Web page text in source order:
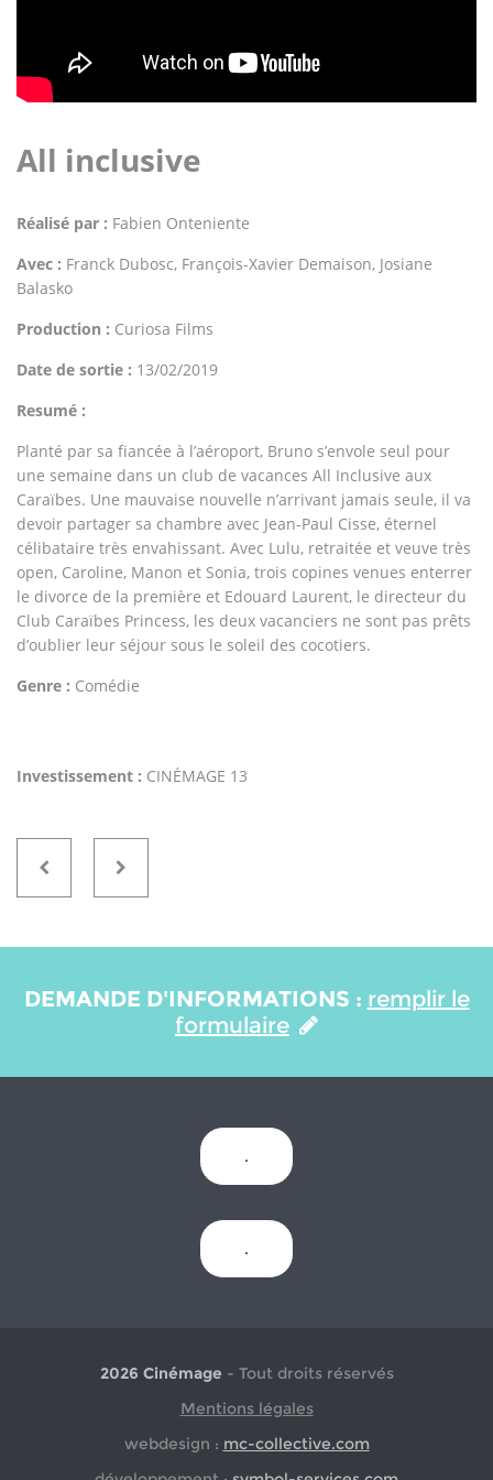
All inclusive
Réalisé par : Fabien Onteniente
Avec : Franck Dubosc, François-Xavier Demaison, Josiane
Balasko
Production : Curiosa Films
Date de sortie : 13/02/2019
Resumé :
Planté par sa fiancée à l’aéroport, Bruno s’envole seul pour
une semaine dans un club de vacances All Inclusive aux
Caraïbes. Une mauvaise nouvelle n’arrivant jamais seule, il va
devoir partager sa chambre avec Jean-Paul Cisse, éternel
célibataire très envahissant. Avec Lulu, retraitée et veuve très
open, Caroline, Manon et Sonia, trois copines venues enterrer
le divorce de la première et Edouard Laurent, le directeur du
Club Caraïbes Princess, les deux vacanciers ne sont pas prêts
d’oublier leur séjour sous le soleil des cocotiers.
Genre : Comédie
Investissement : CINÉMAGE 13
DEMANDE D'INFORMATIONS : remplir le
formulaire
.
.
2026 Cinémage - Tout droits réservés
Mentions légales
webdesign : mc-collective.com